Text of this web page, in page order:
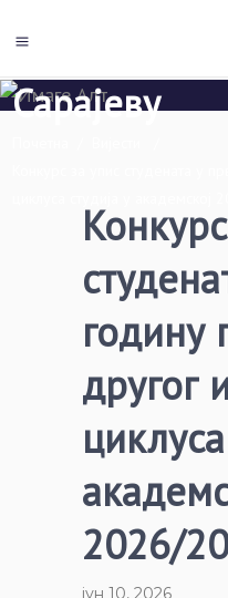
Сарајеву
годину
другог
2026/
јун 10, 2026